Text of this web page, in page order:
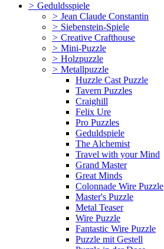
> Geduldsspiele
> Jean Claude Constantin
> Siebenstein-Spiele
> Creative Crafthouse
> Mini-Puzzle
> Holzpuzzle
> Metallpuzzle
Huzzle Cast Puzzle
Tavern Puzzles
Craighill
Felix Ure
Pro Puzzles
Geduldspiele
The Alchemist
Travel with your Mind
Grand Master
Great Minds
Colonnade Wire Puzzle
Master's Puzzle
Metal Teaser
Wire Puzzle
Fantastic Wire Puzzle
Puzzle mit Gestell